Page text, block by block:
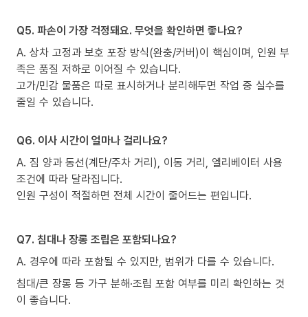
Q5. 파손이 가장 걱정돼요. 무엇을 확인하면 좋나요?
A. 상차 고정과 보호 포장 방식(완충/커버)이 핵심이며, 인원 부
족은 품질 저하로 이어질 수 있습니다.
고가/민감 물품은 따로 표시하거나 분리해두면 작업 중 실수를
줄일 수 있습니다.
Q6. 이사 시간이 얼마나 걸리나요?
A. 짐 양과 동선(계단/주차 거리), 이동 거리, 엘리베이터 사용
조건에 따라 달라집니다.
인원 구성이 적절하면 전체 시간이 줄어드는 편입니다.
Q7. 침대나 장롱 조립은 포함되나요?
A. 경우에 따라 포함될 수 있지만, 범위가 다를 수 있습니다.
침대/큰 장롱 등 가구 분해·조립 포함 여부를 미리 확인하는 것
이 좋습니다.